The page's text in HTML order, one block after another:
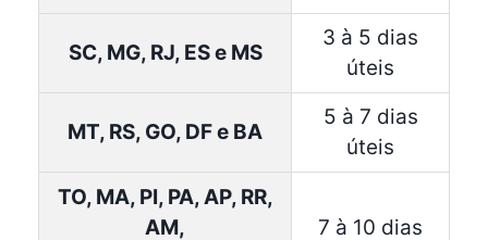
SC, MG, RJ, ES e MS
3 à 5 dias
úteis
MT, RS, GO, DF e BA
5 à 7 dias
úteis
TO, MA, PI, PA, AP, RR,
AM,
7 à 10 dias